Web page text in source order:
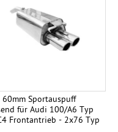
60mm Sportauspuff
für Audi 100/A6 Typ
Frontantrieb - 2x76 Typ